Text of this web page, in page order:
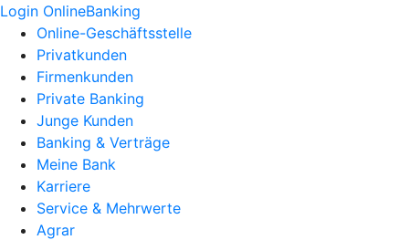
Login OnlineBanking
Online-Geschäftsstelle
Privatkunden
Firmenkunden
Private Banking
Junge Kunden
Banking & Verträge
Meine Bank
Karriere
Service & Mehrwerte
Agrar